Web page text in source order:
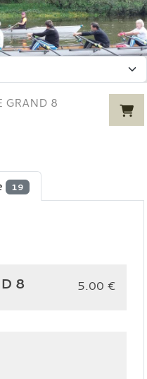
GRAND 8
19
8 5.00 €